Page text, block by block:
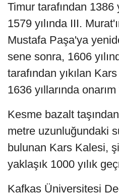
Timur tarafından 1386
1579 yılında III.
Mustafa Paşa'ya
sene sonra, 1606
tarafından yıkılan
1636 yıllarında
Kesme bazalt
metre uzunluğundaki
bulunan Kars Kalesi,
yaklaşık 1000 yılık
Kafkas Üniversitesi